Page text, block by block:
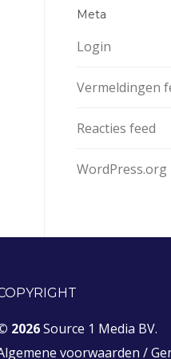
Meta
Login
Vermeldingen
Reacties feed
WordPress.org
2026Source 1 Media BV.
voorwaarden /